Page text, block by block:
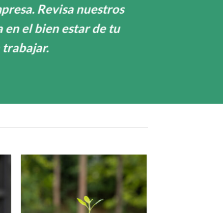
Revisa nuestros
en el bien estar de tu
trabajar.